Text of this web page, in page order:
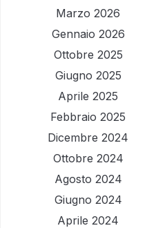
Marzo 2026
Gennaio 2026
Ottobre 2025
Giugno 2025
Aprile 2025
Febbraio 2025
Dicembre 2024
Ottobre 2024
Agosto 2024
Giugno 2024
Aprile 2024